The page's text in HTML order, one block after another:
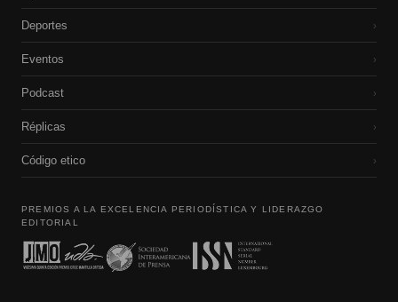
Deportes ›
Eventos ›
Podcast ›
Réplicas ›
Código etico ›
PREMIOS A LA EXCELENCIA PERIODÍSTICA Y LIDERAZGO
EDITORIAL